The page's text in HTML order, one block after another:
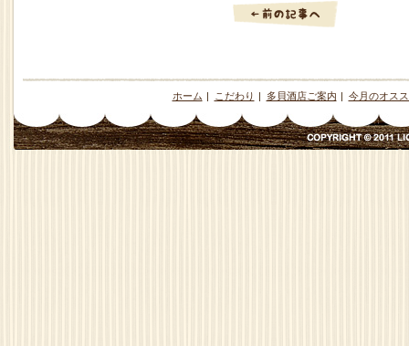
ホーム | こだわり | 多貝酒店ご案内 | 今月のオス